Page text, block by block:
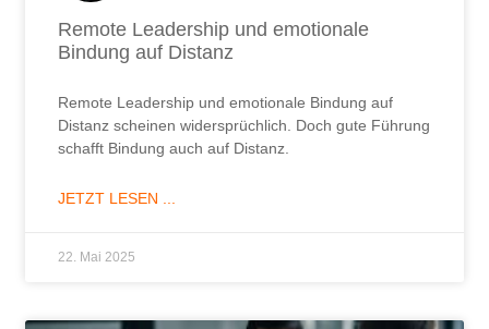
Remote Leadership und emotionale
Bindung auf Distanz
Remote Leadership und emotionale Bindung auf
Distanz scheinen widersprüchlich. Doch gute Führung
schafft Bindung auch auf Distanz.
JETZT LESEN ...
22. Mai 2025